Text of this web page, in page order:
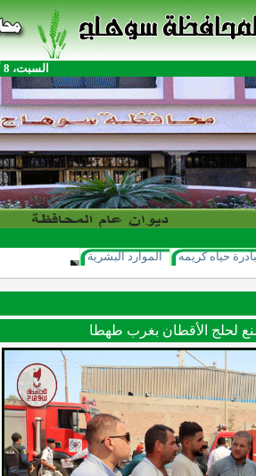
السبت، 8 أغسطس 2026، 5:07:38 م
حياه كريمه الموارد البشرية
لحلج الأقطان بغرب طهطا